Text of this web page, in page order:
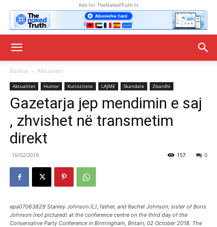
Ads for TheNakedTruth.tv
Ballina Aktualitet
Aktualitet Humor Kuriozitete LAJME Skandale Zbardhi
Gazetarja jep mendimin e saj
, zhvishet në transmetim
direkt
16/02/2019 0
157
epa07063829 Stanley Johnson (L), father, and Rachel Johnson, sister of Boris
Johnson (not pictured) at the conference centre on the third day of the
Conservative Party Conference in Birmingham, Britain, 02 October 2018. The